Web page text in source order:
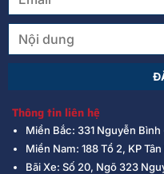
Thông tin liên hệ
Miền Bắc: 331 Nguyễn Bình
Miền Nam: 188 Tổ 2, KP
Bãi Xe: Số 20, Ngõ 323